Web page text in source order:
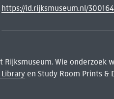
https://id.rijksmuseum.nl/
Wie onderzoek
en Study Room Prints &